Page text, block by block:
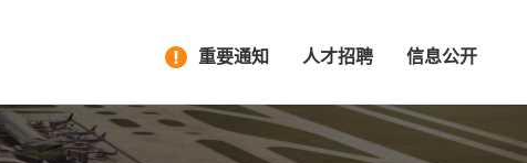
信息公开
人才招聘
重要通知